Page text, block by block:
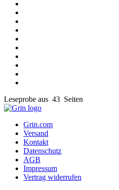
Leseprobe aus 43 Seiten
Grin.com
Versand
Kontakt
Datenschutz
AGB
Impressum
Vertrag widerrufen